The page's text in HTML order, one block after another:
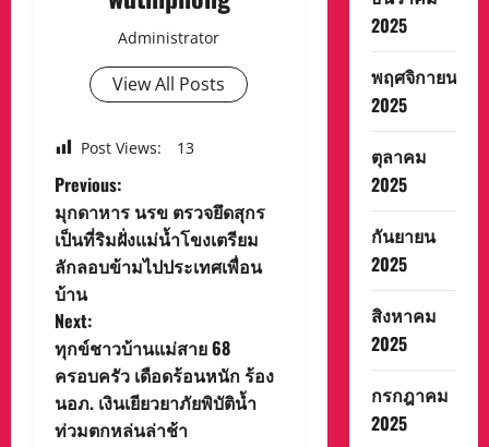
Administrator
View All Posts
Post Views: 13
P
o
s
t
n
a
Previous:
มุกดาหาร นรข ตรวจยึดสุกร
เป็นที่ริมฝั่งแม่น้ำโขงเตรียม
ลักลอบข้ามไปประเทศเพื่อน
บ้าน
Next:
ทุกข์ชาวบ้านแม่สาย 68
ครอบครัว เดือดร้อนหนัก ร้อง
นอภ. เงินเยียวยาภัยพิบัติน้ำ
ท่วมตกหล่นล่าช้า
2025
พฤศจิกายน
2025
ตุลาคม
2025
กันยายน
2025
สิงหาคม
2025
กรกฎาคม
2025